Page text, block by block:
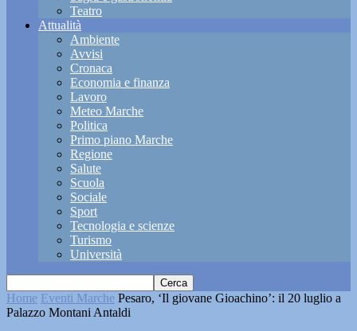
Teatro
Attualità
Ambiente
Avvisi
Cronaca
Economia e finanza
Lavoro
Meteo Marche
Politica
Primo piano Marche
Regione
Salute
Scuola
Sociale
Sport
Tecnologia e scienze
Turismo
Università
Home Eventi Marche Pesaro, ‘Il giovane Gioachino’: il 20 luglio a
Palazzo Montani Antaldi